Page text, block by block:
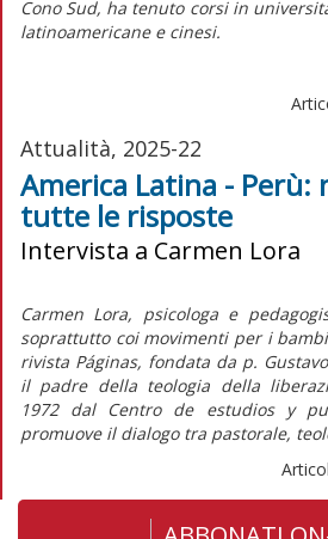
Cono Sud, ha tenuto corsi in
latinoamericane e cinesi.
Attualità, 2025-22
America Latina - Perù:
tutte le risposte
Intervista a Carmen Lora
Carmen Lora, psicologa e
soprattutto coi movimenti per i
rivista Páginas, fondata da p.
il padre della teologia della
1972 dal Centro de estudios y
promuove il dialogo tra pastorale,